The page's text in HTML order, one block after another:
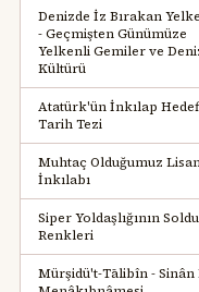
Denizde İz Bırakan
- Geçmişten Günümüze
Yelkenli Gemiler ve
Kültürü
Atatürk'ün İnkılap
Tarih Tezi
Muhtaç Olduğumuz
İnkılabı
Siper Yoldaşlığının
Renkleri
Mürşidü't-Tālibîn - Sinân